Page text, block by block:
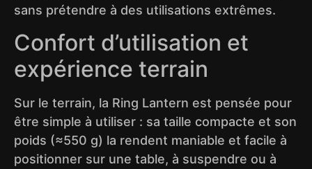
sans prétendre à des utilisations extrêmes.
Confort d’utilisation et
expérience terrain
Sur le terrain, la Ring Lantern est pensée pour
être simple à utiliser : sa taille compacte et son
poids (≈550 g) la rendent maniable et facile à
positionner sur une table, à suspendre ou à